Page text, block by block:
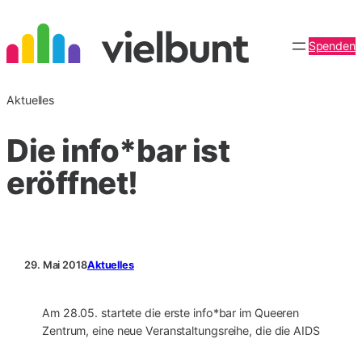
Inhalt
springen
Spenden
Aktuelles
Die info*bar ist
eröffnet!
29. Mai 2018Aktuelles
Am 28.05. startete die erste info*bar im Queeren
Zentrum, eine neue Veranstaltungsreihe, die die AIDS